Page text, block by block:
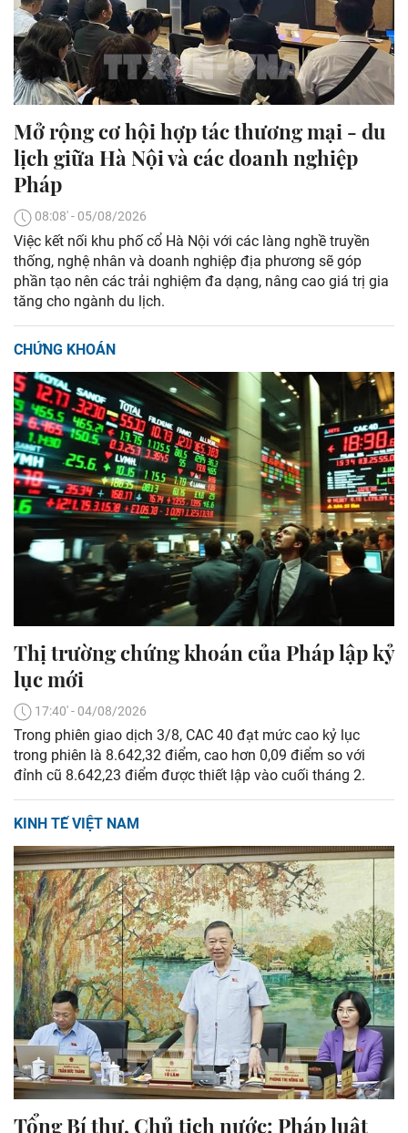
Mở rộng cơ hội hợp tác thương mại - du
lịch giữa Hà Nội và các doanh nghiệp
Pháp
08:08' - 05/08/2026
Việc kết nối khu phố cổ Hà Nội với các làng nghề truyền
thống, nghệ nhân và doanh nghiệp địa phương sẽ góp
phần tạo nên các trải nghiệm đa dạng, nâng cao giá trị gia
tăng cho ngành du lịch.
CHỨNG KHOÁN
Thị trường chứng khoán của Pháp lập kỷ
lục mới
17:40' - 04/08/2026
Trong phiên giao dịch 3/8, CAC 40 đạt mức cao kỷ lục
trong phiên là 8.642,32 điểm, cao hơn 0,09 điểm so với
đỉnh cũ 8.642,23 điểm được thiết lập vào cuối tháng 2.
KINH TẾ VIỆT NAM
Tổng Bí thư, Chủ tịch nước: Pháp luật